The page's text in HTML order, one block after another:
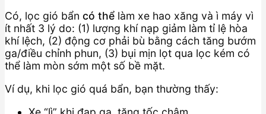
Có, lọc gió bẩn có thể làm xe hao xăng và ì máy vì
ít nhất 3 lý do: (1) lượng khí nạp giảm làm tỉ lệ hòa
khí lệch, (2) động cơ phải bù bằng cách tăng bướm
ga/điều chỉnh phun, (3) bụi mịn lọt qua lọc kém có
thể làm mòn sớm một số bề mặt.
Ví dụ, khi lọc gió quá bẩn, bạn thường thấy: